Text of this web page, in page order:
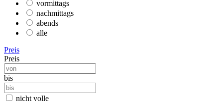
vormittags
nachmittags
abends
alle
Preis
Preis
bis
nicht volle